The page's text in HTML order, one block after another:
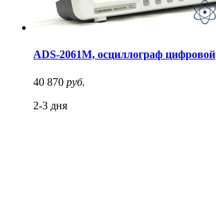
ADS-2061M, осциллограф цифровой
40 870 руб.
2-3 дня